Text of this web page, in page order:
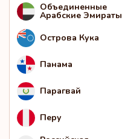
Объединенные
Арабские Эмираты
Острова Кука
Панама
Парагвай
Перу